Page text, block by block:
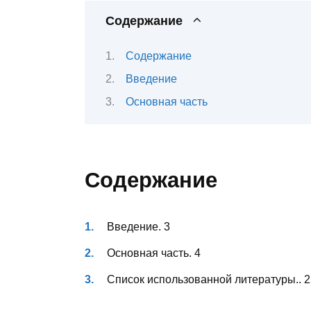
Содержание
Содержание
Введение
Основная часть
Содержание
Введение. 3
Основная часть. 4
Список использованной литературы..